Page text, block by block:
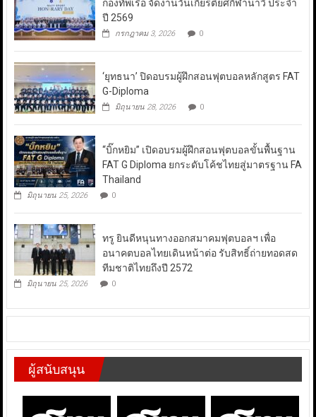
กองทัพเรือ จัดงานวันเกียรติยศกีฬานาวี ประจำ
ปี 2569
กรกฎาคม 3, 2026 0
‘ยุทธนา’ ปิดอบรมผู้ฝึกสอนฟุตบอลหลักสูตร FAT
G-Diploma
มิถุนายน 28, 2026 0
“บิ๊กหยิม” เปิดอบรมผู้ฝึกสอนฟุตบอลขั้นพื้นฐาน
FAT G Diploma ยกระดับโค้ชไทยสู่มาตรฐาน FA
Thailand
มิถุนายน 25, 2026 0
ทรู ยินดีหนุนทางออกสมาคมฟุตบอลฯ เพื่อ
อนาคตบอลไทยเดินหน้าต่อ รับสิทธิ์ถ่ายทอดสด
ทีมชาติไทยถึงปี 2572
มิถุนายน 25, 2026 0
ผู้สนับสนุน